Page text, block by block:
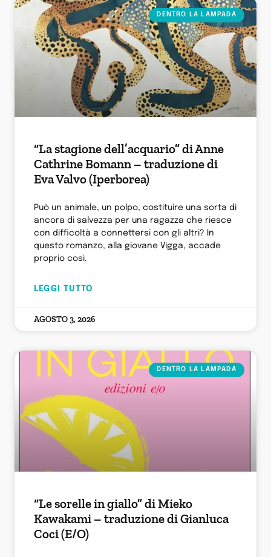
DENTRO LA LAMPADA
“La stagione dell’acquario” di Anne
Cathrine Bomann – traduzione di
Eva Valvo (Iperborea)
Può un animale, un polpo, costituire una sorta di
ancora di salvezza per una ragazza che riesce
con difficoltà a connettersi con gli altri? In
questo romanzo, alla giovane Vigga, accade
proprio così.
LEGGI TUTTO
AGOSTO 3, 2026
DENTRO LA LAMPADA
“Le sorelle in giallo” di Mieko
Kawakami – traduzione di Gianluca
Coci (E/O)